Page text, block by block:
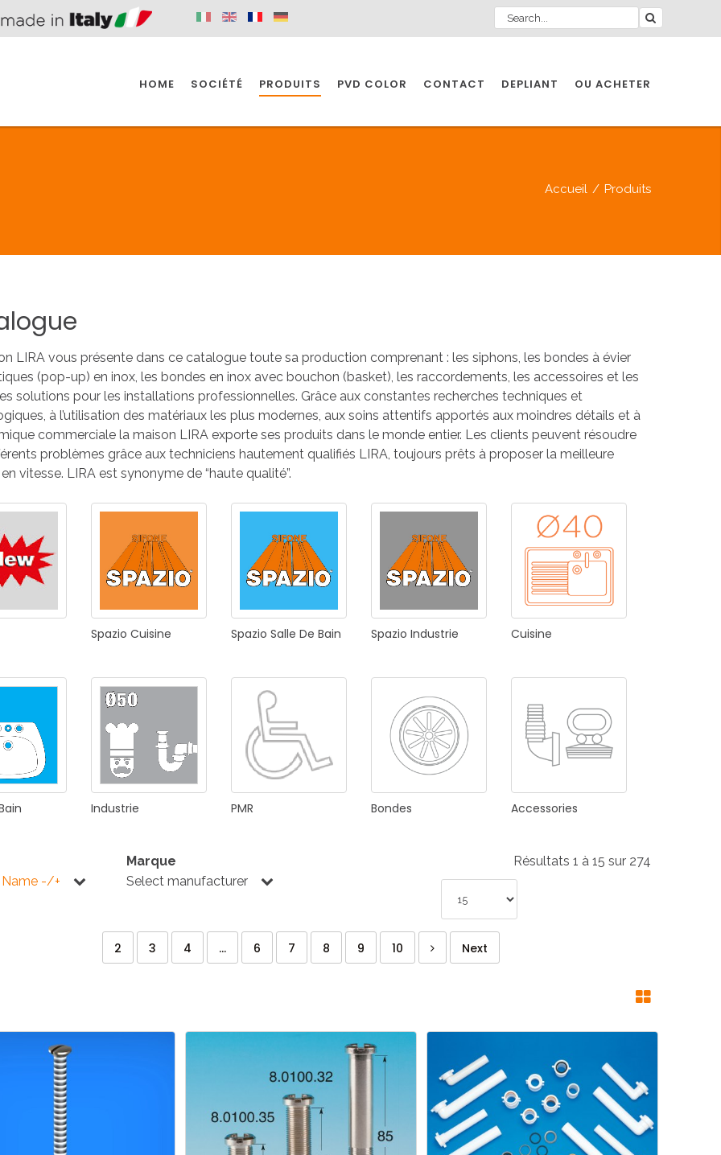
HOME SOCIÉTÉ PRODUITS
SPAZIO BAIN SPAZIO INDUSTRIE
SALLE DE BAIN INDUSTRIE
NEWS 2025
PVD COLOR CONTACT DEPLIANT
OU ACHETER
NEWS 2025
Accueil / Produits
LIRA vous présente dans ce catalogue toute sa production comprenant : les siphons, les bondes à évier
(pop-up) en inox, les bondes en inox avec bouchon (basket), les raccordements, les accessoires et les
solutions pour les installations professionnelles. Grâce aux constantes recherches techniques et
à l’utilisation des matériaux les plus modernes, aux soins attentifs apportés aux moindres détails et à
commerciale la maison LIRA exporte ses produits dans le monde entier. Les clients peuvent résoudre
problèmes grâce aux techniciens hautement qualifiés LIRA, toujours prêts à proposer la meilleure
vitesse. LIRA est synonyme de “haute qualité”.
Spazio Cuisine Spazio Salle De Bain Spazio Industrie Cuisine
Industrie PMR Bondes Accessories
-/+
Marque
Select manufacturer
Résultats 1 à 15 sur 274
2 3 4 ... 6 7 8 9 10 Next